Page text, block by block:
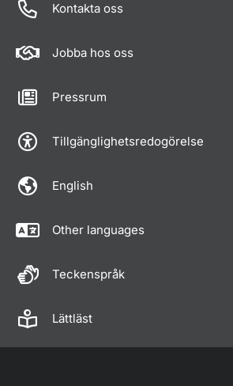
Kontakta oss
Jobba hos oss
Pressrum
Tillgänglighetsredogörelse
English
Other languages
Teckenspråk
Lättläst